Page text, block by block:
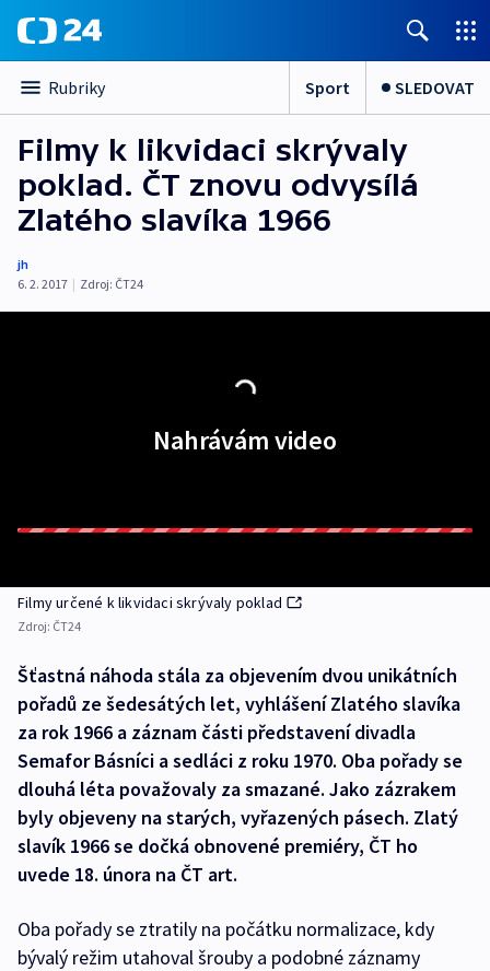
Rubriky Sport SLEDOVAT
Filmy k likvidaci skrývaly
poklad. ČT znovu odvysílá
Zlatého slavíka 1966
jh
6. 2. 2017 | Zdroj: ČT24
Nahrávám video
Filmy určené k likvidaci skrývaly poklad
Zdroj: ČT24
Šťastná náhoda stála za objevením dvou unikátních
pořadů ze šedesátých let, vyhlášení Zlatého slavíka
za rok 1966 a záznam části představení divadla
Semafor Básníci a sedláci z roku 1970. Oba pořady se
dlouhá léta považovaly za smazané. Jako zázrakem
byly objeveny na starých, vyřazených pásech. Zlatý
slavík 1966 se dočká obnovené premiéry, ČT ho
uvede 18. února na ČT art.
Oba pořady se ztratily na počátku normalizace, kdy
bývalý režim utahoval šrouby a podobné záznamy